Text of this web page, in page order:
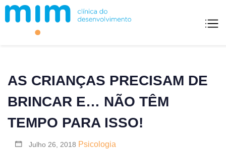
Skip
AS CRIANÇAS PRECISAM DE
BRINCAR E… NÃO TÊM
TEMPO PARA ISSO!
Julho 26, 2018 Psicologia